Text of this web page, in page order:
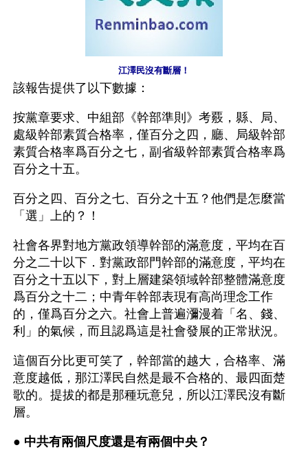
江澤民沒有斷層！
該報告提供了以下數據：
按黨章要求、中組部《幹部準則》考覈，縣、局、
處級幹部素質合格率，僅百分之四，廳、局級幹部
素質合格率爲百分之七，副省級幹部素質合格率爲
百分之十五。
百分之四、百分之七、百分之十五？他們是怎麼當
「選」上的？！
社會各界對地方黨政領導幹部的滿意度，平均在百
分之二十以下．對黨政部門幹部的滿意度，平均在
百分之十五以下，對上層建築領域幹部整體滿意度
爲百分之十二；中青年幹部表現有高尚理念工作
的，僅爲百分之六。社會上普遍瀰漫着「名、錢、
利」的氣候，而且認爲這是社會發展的正常狀況。
這個百分比更可笑了，幹部當的越大，合格率、滿
意度越低，那江澤民自然是最不合格的、最四面楚
歌的。提拔的都是那種玩意兒，所以江澤民沒有斷
層。
● 中共有兩個尺度還是有兩個中央？